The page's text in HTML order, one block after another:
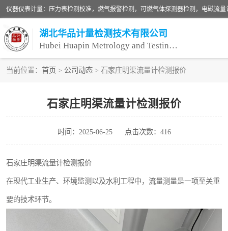
湖北华品计量检测技术有限公司
Hubei Huapin Metrology and Testing Technology Co. , Ltd.
当前位置： 首页 > 公司动态 > 石家庄明渠流量计检测报价
石家庄明渠流量计检测报价
时间：2025-06-25 点击次数：416
石家庄明渠流量计检测报价
在现代工业生产、环境监测以及水利工程中，流量测量是一项至关重
要的技术环节。
压力表校准